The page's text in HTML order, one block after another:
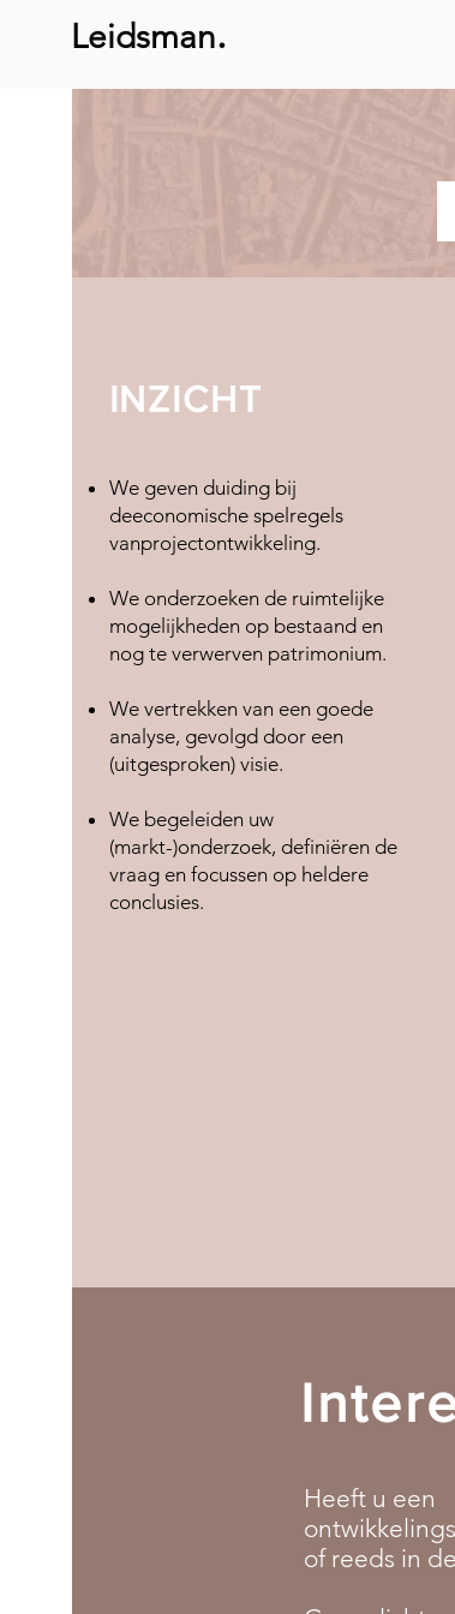
Leidsman.
INZICHT
We geven duiding bij
deeconomische spelregels
vanprojectontwikkeling.
We onderzoeken de ruimtelijke
mogelijkheden op bestaand en
nog te verwerven patrimonium.
We vertrekken van een goede
analyse, gevolgd door een
(uitgesproken) visie.
We begeleiden uw
(markt-)onderzoek, definiëren de
vraag en focussen op heldere
conclusies.
Heeft u een
of reeds in